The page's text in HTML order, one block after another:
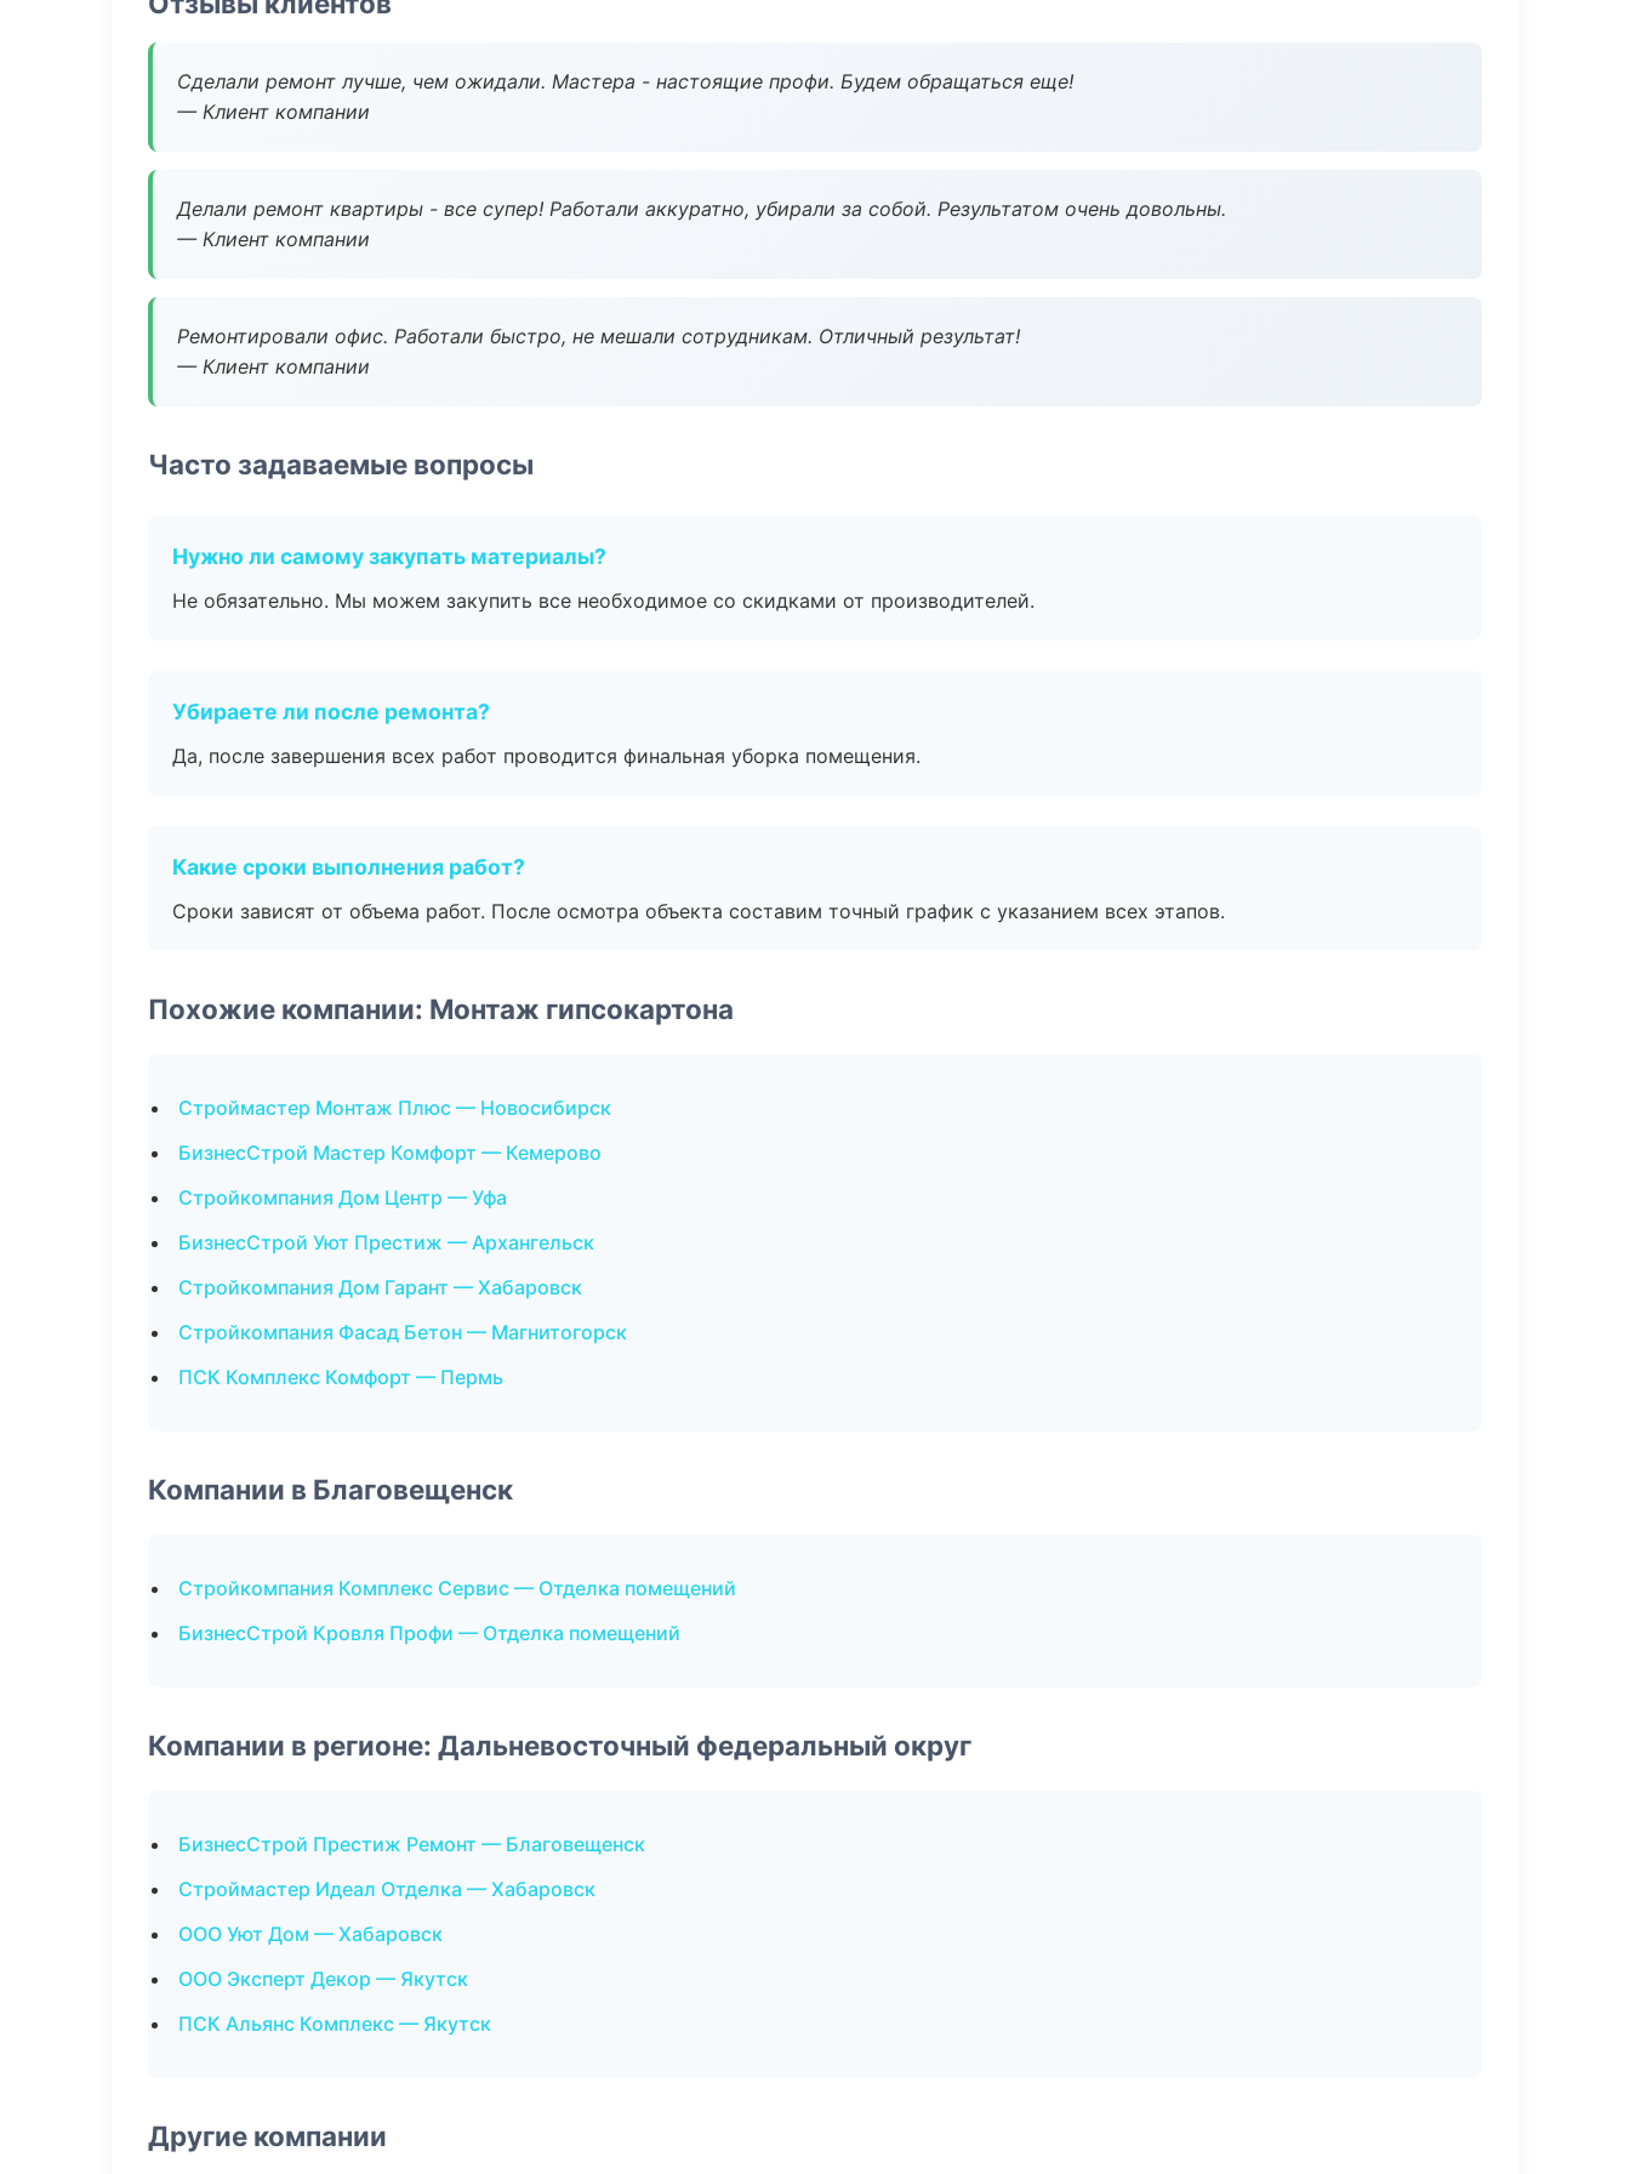
Сделали ремонт лучше, чем ожидали. Мастера - настоящие профи. Будем обращаться еще!
— Клиент компании
Делали ремонт квартиры - все супер! Работали аккуратно, убирали за собой. Результатом очень довольны.
— Клиент компании
Ремонтировали офис. Работали быстро, не мешали сотрудникам. Отличный результат!
— Клиент компании
Часто задаваемые вопросы
Нужно ли самому закупать материалы?
Не обязательно. Мы можем закупить все необходимое со скидками от производителей.
Убираете ли после ремонта?
Да, после завершения всех работ проводится финальная уборка помещения.
Какие сроки выполнения работ?
Сроки зависят от объема работ. После осмотра объекта составим точный график с указанием всех этапов.
Похожие компании: Монтаж гипсокартона
Строймастер Монтаж Плюс — Новосибирск
БизнесСтрой Мастер Комфорт — Кемерово
Стройкомпания Дом Центр — Уфа
БизнесСтрой Уют Престиж — Архангельск
Стройкомпания Дом Гарант — Хабаровск
Стройкомпания Фасад Бетон — Магнитогорск
ПСК Комплекс Комфорт — Пермь
Компании в Благовещенск
Стройкомпания Комплекс Сервис — Отделка помещений
БизнесСтрой Кровля Профи — Отделка помещений
Компании в регионе: Дальневосточный федеральный округ
БизнесСтрой Престиж Ремонт — Благовещенск
Строймастер Идеал Отделка — Хабаровск
ООО Уют Дом — Хабаровск
ООО Эксперт Декор — Якутск
ПСК Альянс Комплекс — Якутск
Другие компании